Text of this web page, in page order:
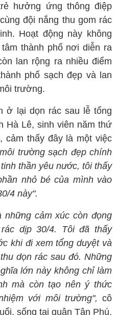
hưởng ứng thông điệp
đội nắng thu gom rác
Hoạt động này không
thành phố nơi diễn ra
lan rộng ra nhiều điểm
phố sạch đẹp và lan
trường.
ở lại dọn rác sau lễ tổng
Hà Lê, sinh viên năm thứ
cảm thấy đây là một việc
trường sạch đẹp chính
thần yêu nước, tôi thấy
nhỏ bé của mình vào
4 này".
cảm xúc còn đọng
dịp 30/4. Tôi đã thấy
khi đi xem tổng duyệt và
dọn rác sau đó. Những
lớn này không chỉ làm
mà còn tạo nên ý thức
với môi trường", cô
sống tại quận Tân Phú,